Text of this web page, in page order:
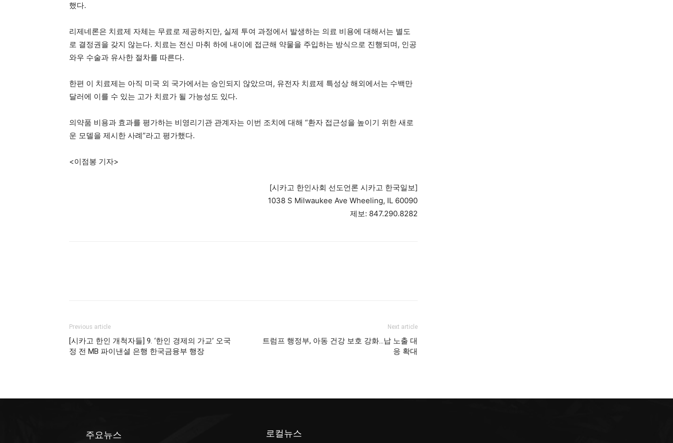
했다.
리제네론은 치료제 자체는 무료로 제공하지만, 실제 투여 과정에서 발생하는 의료 비용에 대해서는 별도
로 결정권을 갖지 않는다. 치료는 전신 마취 하에 내이에 접근해 약물을 주입하는 방식으로 진행되며, 인공
와우 수술과 유사한 절차를 따른다.
한편 이 치료제는 아직 미국 외 국가에서는 승인되지 않았으며, 유전자 치료제 특성상 해외에서는 수백만
달러에 이를 수 있는 고가 치료가 될 가능성도 있다.
의약품 비용과 효과를 평가하는 비영리기관 관계자는 이번 조치에 대해 “환자 접근성을 높이기 위한 새로
운 모델을 제시한 사례”라고 평가했다.
<이점봉 기자>
[시카고 한인사회 선도언론 시카고 한국일보]
1038 S Milwaukee Ave Wheeling, IL 60090
제보: 847.290.8282
Previous article
[시카고 한인 개척자들] 9. ‘한인 경제의 가교’ 오국
정 전 MB 파이낸셜 은행 한국금융부 행장
Next article
트럼프 행정부, 아동 건강 보호 강화…납 노출 대
응 확대
주요뉴스 로컬뉴스